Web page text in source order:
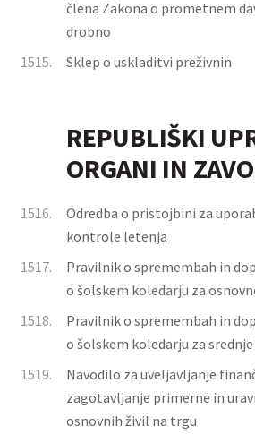
člena Zakona o prometnem
drobno
1515.
Sklep o uskladitvi preživnin
REPUBLIŠKI
ORGANI IN
1516.
Odredba o pristojbini za
kontrole letenja
1517.
Pravilnik o spremembah in
o šolskem koledarju za
1518.
Pravilnik o spremembah in
o šolskem koledarju za
1519.
Navodilo za uveljavljanje
zagotavljanje primerne in
osnovnih živil na trgu